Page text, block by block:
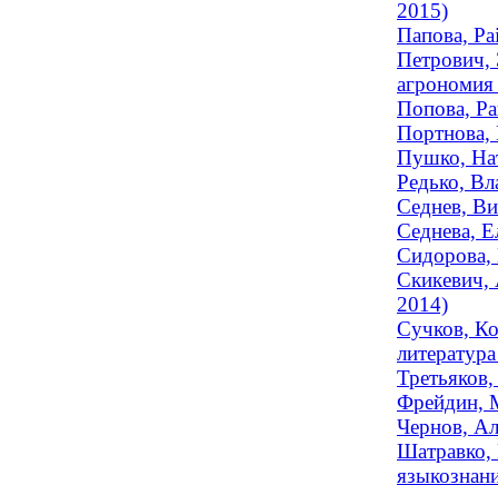
2015)
Папова,
Петрович,
Попова,
Портнова,
Пушко,
Редько,
Седнев,
Седнева,
Сидорова,
Скикевич,
2014)
Сучков,
Фрейдин,
Чернов,
Шатравко,